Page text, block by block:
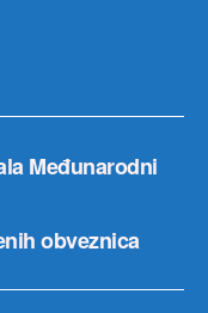
Međunarodni
obveznica